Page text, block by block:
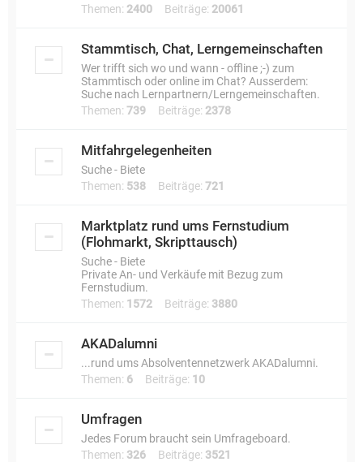
Themen: 2400 Beiträge: 20061
Stammtisch, Chat, Lerngemeinschaften
Wer trifft sich wo und wann - offline ;-) zum
Stammtisch oder online im Chat? Ausserdem:
Suche nach Lernpartnern/Lerngemeinschaften.
Themen: 739 Beiträge: 2378
Mitfahrgelegenheiten
Suche - Biete
Themen: 538 Beiträge: 721
Marktplatz rund ums Fernstudium
(Flohmarkt, Skripttausch)
Suche - Biete
Private An- und Verkäufe mit Bezug zum
Fernstudium.
Themen: 1572 Beiträge: 3880
AKADalumni
...rund ums Absolventennetzwerk AKADalumni.
Themen: 6 Beiträge: 10
Umfragen
Jedes Forum braucht sein Umfrageboard.
Themen: 326 Beiträge: 3521